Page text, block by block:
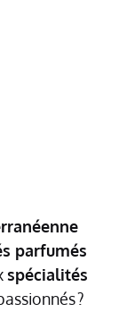
parfumés
spécialités
?